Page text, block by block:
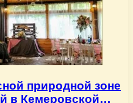
природной зоне
в Кемеровской…